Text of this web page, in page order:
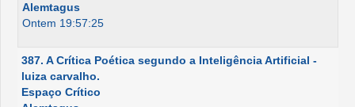
Alemtagus
Ontem 19:57:25
387. A Crítica Poética segundo a Inteligência Artificial -
luiza carvalho.
Espaço Crítico